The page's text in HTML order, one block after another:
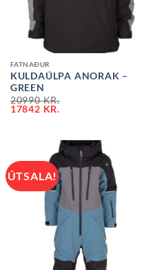
FATNAÐUR
KULDAÚLPA ANORAK –
GREEN
20990KR.
17842 KR.
ÚTSALA!